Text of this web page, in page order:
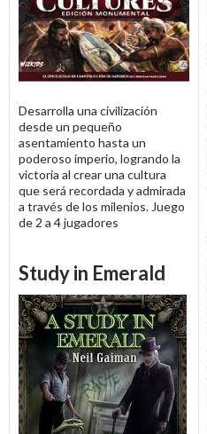
Desarrolla una civilización
desde un pequeño
asentamiento hasta un
poderoso imperio, logrando la
victoria al crear una cultura
que será recordada y admirada
a través de los milenios. Juego
de 2 a 4 jugadores
Study in Emerald